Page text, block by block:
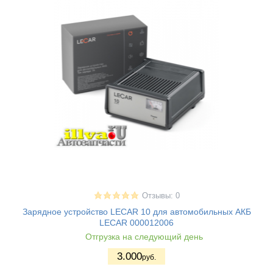
Отзывы: 0
Зарядное устройство LECAR 10 для автомобильных АКБ
LECAR 000012006
Отгрузка на следующий день
3.000руб.